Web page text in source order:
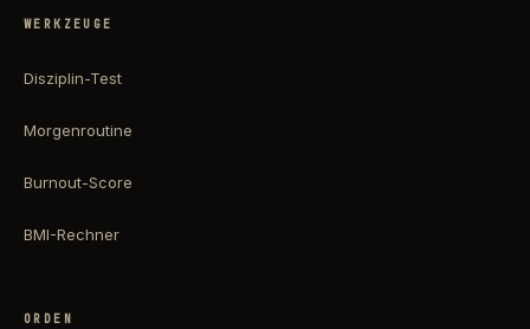
WERKZEUGE
Disziplin-Test
Morgenroutine
Burnout-Score
BMI-Rechner
ORDEN